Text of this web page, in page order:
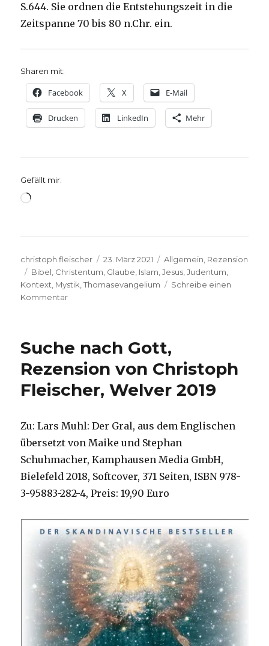
S.644. Sie ordnen die Entstehungszeit in die
Zeitspanne 70 bis 80 n.Chr. ein.
Sharen mit:
Facebook X E-Mail
Drucken LinkedIn Mehr
Gefällt mir:
Wird
Autor
christoph.fleischer
Veröffentlicht
am
23. März 2021 Kategorien
Allgemein Rezension
Schlagwörter
Bibel Christentum Glaube Islam ,Jesus ,Judentum
Kontext Mystik ,Thomasevangelium
Schreibe einen
Kommentarzu
hören,
Rezension
von
Christoph
Fleischer,
2021
Suche nach Gott,
Rezension von Christoph
Fleischer, Welver 2019
Zu: Lars Muhl: Der Gral, aus dem Englischen
übersetzt von Maike und Stephan
Schuhmacher, Kamphausen Media GmbH,
Bielefeld 2018, Softcover, 371 Seiten, ISBN 978-
3-95883-282-4, Preis: 19,90 Euro